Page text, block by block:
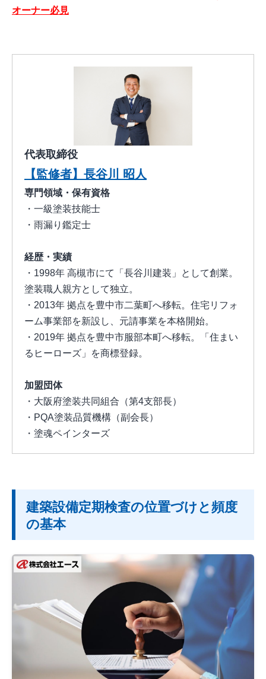
オーナー必見
代表取締役
【監修者】長谷川 昭人
専門領域・保有資格
・一級塗装技能士
・雨漏り鑑定士
経歴・実績
・1998年 高槻市にて「長谷川建装」として創業。
塗装職人親方として独立。
・2013年 拠点を豊中市二葉町へ移転。住宅リフォ
ーム事業部を新設し、元請事業を本格開始。
・2019年 拠点を豊中市服部本町へ移転。「住まい
るヒーローズ」を商標登録。
加盟団体
・大阪府塗装共同組合（第4支部長）
・PQA塗装品質機構（副会長）
・塗魂ペインターズ
建築設備定期検査の位置づけと頻度
の基本